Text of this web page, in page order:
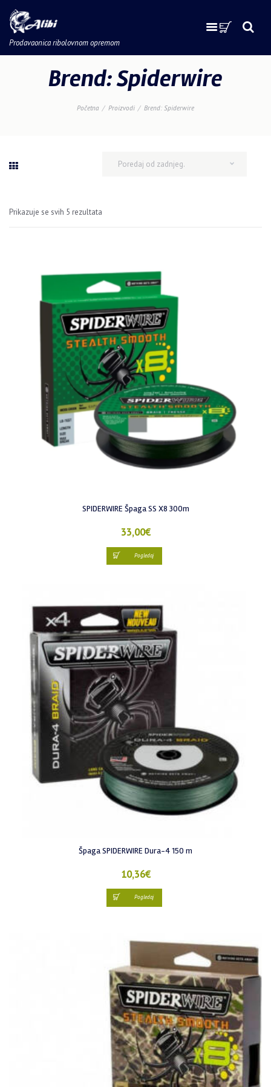
Prodavaonica ribolovnom opremom
Brend: Spiderwire
Početna Proizvodi Brend: Spiderwire
Prikazuje se svih 5 rezultata
SPIDERWIRE Špaga SS X8 300m
33,00€
Pogledaj
Špaga SPIDERWIRE Dura-4 150 m
10,36€
Pogledaj